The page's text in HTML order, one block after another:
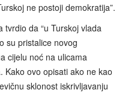
ne postoji demokratija”.
tvrdio da “u Turskoj vlada
su pristalice novog
cijelu noć na ulicama
Kako ovo opisati ako ne kao
sklonost iskrivljavanju